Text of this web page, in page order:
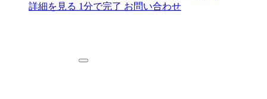
詳細を見る 1分で完了 お問い合わせ